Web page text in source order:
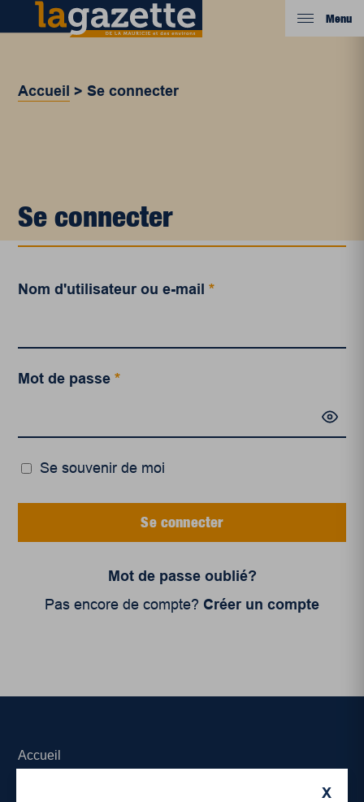
Menu
Accueil >Se connecter
Se connecter
Nom d'utilisateur ou e-mail*
Mot de passe*
Se souvenir de moi
Se connecter
Mot de passe oublié?
Pas encore de compte? Créer un compte
X
Accueil